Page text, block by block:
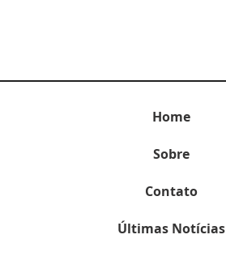
Home
Sobre
Contato
Últimas Notícias